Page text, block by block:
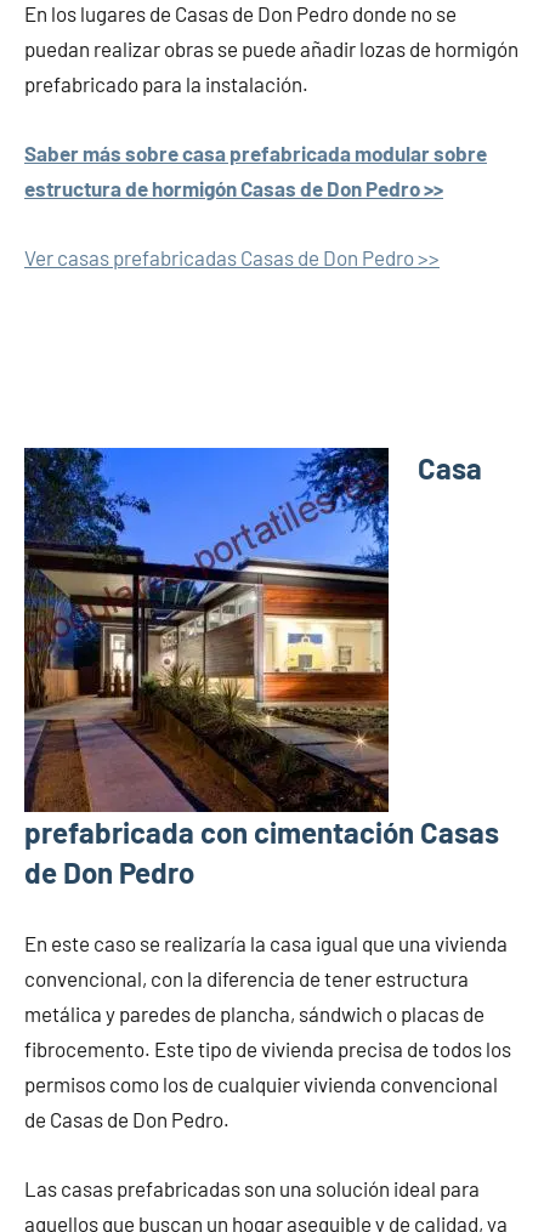
En los lugares de Casas de Don Pedro donde no se
puedan realizar obras se puede añadir lozas de hormigón
prefabricado para la instalación.
Saber más sobre casa prefabricada modular sobre
estructura de hormigón Casas de Don Pedro >>
Ver casas prefabricadas Casas de Don Pedro >>
Casa
prefabricada con cimentación Casas
de Don Pedro
En este caso se realizaría la casa igual que una vivienda
convencional, con la diferencia de tener estructura
metálica y paredes de plancha, sándwich o placas de
fibrocemento. Este tipo de vivienda precisa de todos los
permisos como los de cualquier vivienda convencional
de Casas de Don Pedro.
Las casas prefabricadas son una solución ideal para
aquellos que buscan un hogar asequible y de calidad, ya